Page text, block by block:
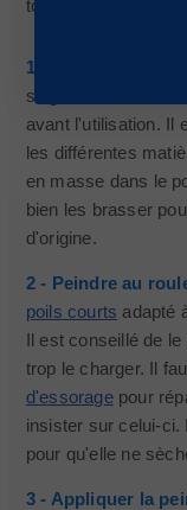
totalité de la surface.
1 - Mélanger la
soigneusement
avant l'utilisation. Il
les différentes
en masse dans le
bien les brasser
d'origine.
2 - Peindre au
poils courts adapté
Il est conseillé de
trop le charger. Il
d'essoragepour
insister sur celui-ci.
pour qu'elle ne
3 - Appliquer la